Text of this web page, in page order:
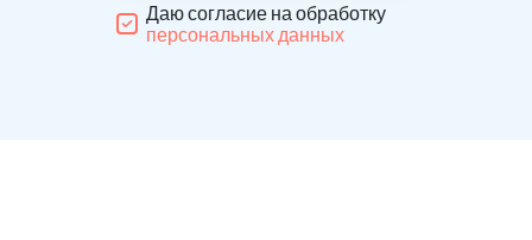
Даю согласие на обработку
персональных данных